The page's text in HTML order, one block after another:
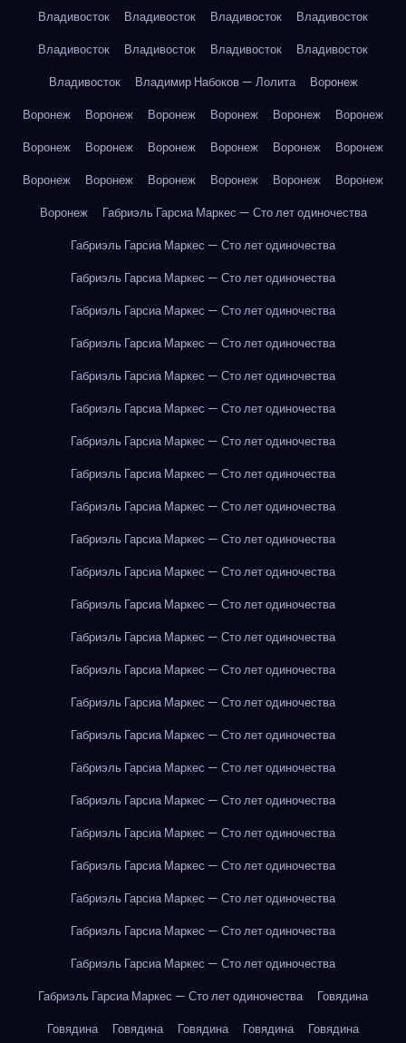
Владивосток
Владивосток Владивосток
Владивосток
Владивосток
Владивосток Владивосток
Владивосток
Владивосток
Владимир Набоков — Лолита
Воронеж
Воронеж
Воронеж Воронеж Воронеж Воронеж
Воронеж
Воронеж
Воронеж Воронеж Воронеж Воронеж
Воронеж
Воронеж
Воронеж Воронеж Воронеж Воронеж
Воронеж
Воронеж
Габриэль Гарсиа Маркес — Сто лет одиночества
Габриэль Гарсиа Маркес — Сто лет одиночества
Габриэль Гарсиа Маркес — Сто лет одиночества
Габриэль Гарсиа Маркес — Сто лет одиночества
Габриэль Гарсиа Маркес — Сто лет одиночества
Габриэль Гарсиа Маркес — Сто лет одиночества
Габриэль Гарсиа Маркес — Сто лет одиночества
Габриэль Гарсиа Маркес — Сто лет одиночества
Габриэль Гарсиа Маркес — Сто лет одиночества
Габриэль Гарсиа Маркес — Сто лет одиночества
Габриэль Гарсиа Маркес — Сто лет одиночества
Габриэль Гарсиа Маркес — Сто лет одиночества
Габриэль Гарсиа Маркес — Сто лет одиночества
Габриэль Гарсиа Маркес — Сто лет одиночества
Габриэль Гарсиа Маркес — Сто лет одиночества
Габриэль Гарсиа Маркес — Сто лет одиночества
Габриэль Гарсиа Маркес — Сто лет одиночества
Габриэль Гарсиа Маркес — Сто лет одиночества
Габриэль Гарсиа Маркес — Сто лет одиночества
Габриэль Гарсиа Маркес — Сто лет одиночества
Габриэль Гарсиа Маркес — Сто лет одиночества
Габриэль Гарсиа Маркес — Сто лет одиночества
Габриэль Гарсиа Маркес — Сто лет одиночества
Габриэль Гарсиа Маркес — Сто лет одиночества
Габриэль Гарсиа Маркес — Сто лет одиночества
Говядина
Говядина
Говядина Говядина Говядина
Говядина